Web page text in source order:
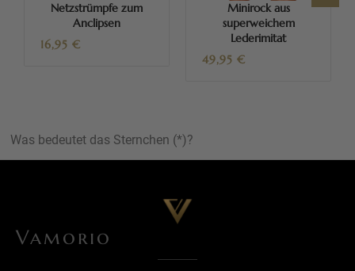
Netzstrümpfe zum
Anclipsen
16,95 €
Minirock aus
superweichem
Lederimitat
49,95 €
Was bedeutet das Sternchen (*)?
Vamorio